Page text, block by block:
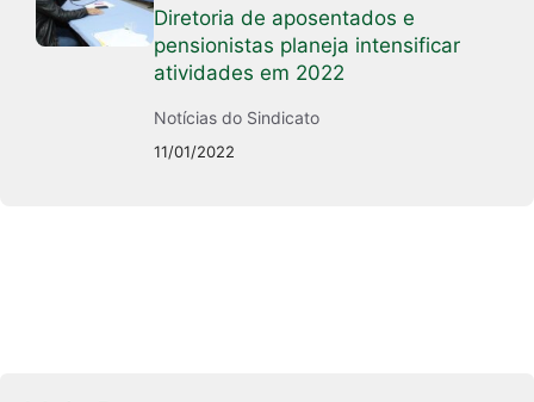
Diretoria de aposentados e
pensionistas planeja intensificar
atividades em 2022
Notícias do Sindicato
11/01/2022